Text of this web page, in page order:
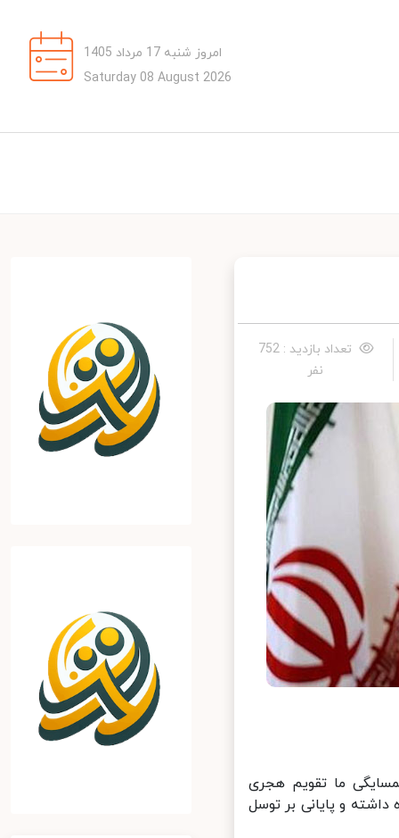
امروز شنبه 17 مرداد 1405
Saturday 08 August 2026
تعداد بازدید : 752
نفر
ما تقویم‌ هجری
و پایانی بر توسل